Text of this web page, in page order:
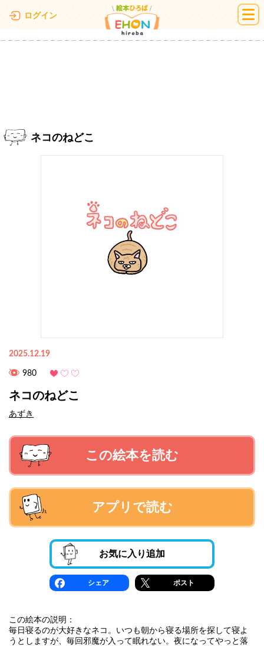
ログイン 絵本ひろば
ネコのねどこ
2025.12.19
980
ネコのねどこ
あずき
この絵本を読む
アプリで読む
お気に入り追加
シェア ポスト
この絵本の説明：
毎日寝るのが大好きなネコ。いつも朝から寝る場所を探して寝よ
うとしますが、毎回邪魔が入って眠れない。夜になってやっと落